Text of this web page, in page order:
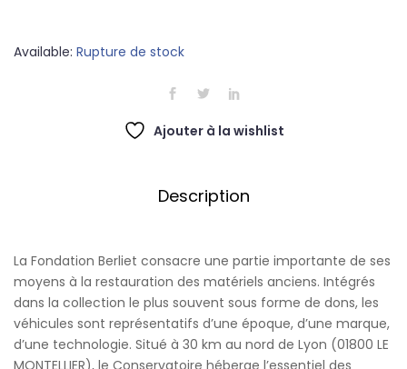
Available: Rupture de stock
Ajouter à la wishlist
Description
La Fondation Berliet consacre une partie importante de ses
moyens à la restauration des matériels anciens. Intégrés
dans la collection le plus souvent sous forme de dons, les
véhicules sont représentatifs d’une époque, d’une marque,
d’une technologie. Situé à 30 km au nord de Lyon (01800 LE
MONTELLIER), le Conservatoire héberge l’essentiel des